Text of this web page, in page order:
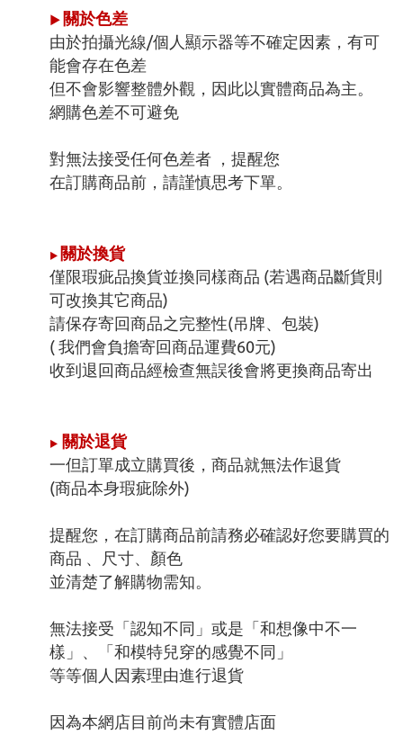
► 關於色差
由於拍攝光線/個人顯示器等不確定因素，有可
能會存在色差
但不會影響整體外觀，因此以實體商品為主。
網購色差不可避免
對無法接受任何色差者 ，提醒您
在訂購商品前，請謹慎思考下單。
► 關於換貨
僅限瑕疵品換貨並換同樣商品 (若遇商品斷貨則
可改換其它商品)
請保存寄回商品之完整性(吊牌、包裝)
( 我們會負擔寄回商品運費60元)
收到退回商品經檢查無誤後會將更換商品寄出
► 關於退貨
一但訂單成立購買後，商品就無法作退貨
(商品本身瑕疵除外)
提醒您，在訂購商品前請務必確認好您要購買的
商品 、尺寸、顏色
並清楚了解購物需知。
無法接受「認知不同」或是「和想像中不一
樣」、「和模特兒穿的感覺不同」
等等個人因素理由進行退貨
因為本網店目前尚未有實體店面